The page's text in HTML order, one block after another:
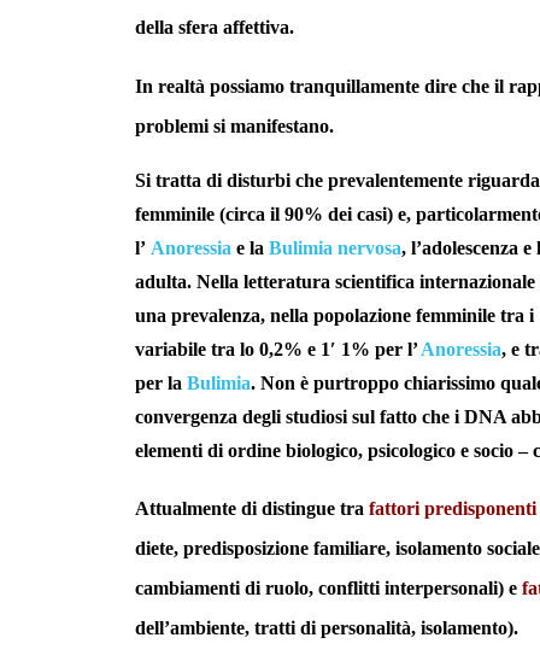
della sfera affettiva.
In realtà possiamo tranquillamente dire che il
problemi si manifestano.
Si tratta di disturbi che prevalentemente
femminile (circa il 90% dei casi) e,
l’ Anoressia e la Bulimia nervosa, l’adolescenza
adulta. Nella letteratura scientifica
una prevalenza, nella popolazione femminile tra i
variabile tra lo 0,2% e 1′ 1% per l’Anoressia, e
per la Bulimia. Non è purtroppo chiarissimo
convergenza degli studiosi sul fatto che i DNA
elementi di ordine biologico, psicologico e socio –
Attualmente di distingue tra fattori predisponenti
diete, predisposizione familiare, isolamento
cambiamenti di ruolo, conflitti interpersonali) e
dell’ambiente, tratti di personalità, isolamento).